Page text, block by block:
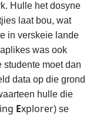
Hulle het dosyne
laat bou, wat
in verskeie lande
was ook
studente moet dan
data op die grond
hulle die
Explorer) se